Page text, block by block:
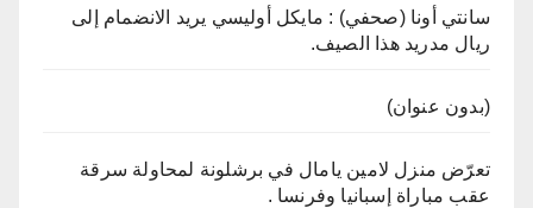
سانتي أونا (صحفي) : مايكل أوليسي يريد الانضمام إلى
ريال مدريد هذا الصيف.
(بدون عنوان)
تعرّض منزل لامين يامال في برشلونة لمحاولة سرقة
عقب مباراة إسبانيا وفرنسا .